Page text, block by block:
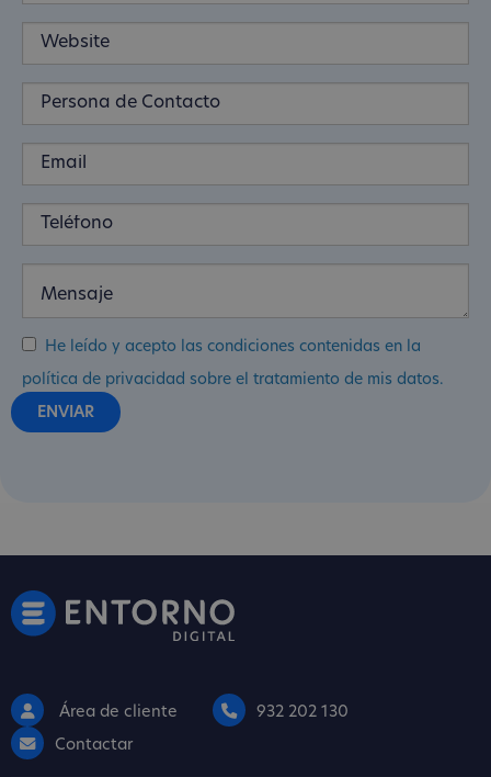
He leído y acepto las condiciones contenidas en la
política de privacidad sobre el tratamiento de mis datos.
Área de cliente
932 202 130
Contactar